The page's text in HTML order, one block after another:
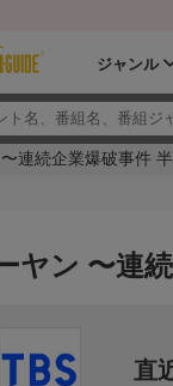
ジャンル
連続企業爆破事件
ヤン 〜連
直